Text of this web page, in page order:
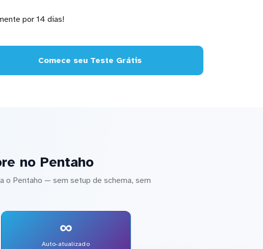
por 14 dias!
Comece seu Teste Grátis
no Pentaho
o Pentaho — sem setup de schema, sem
∞
Auto-atualizado